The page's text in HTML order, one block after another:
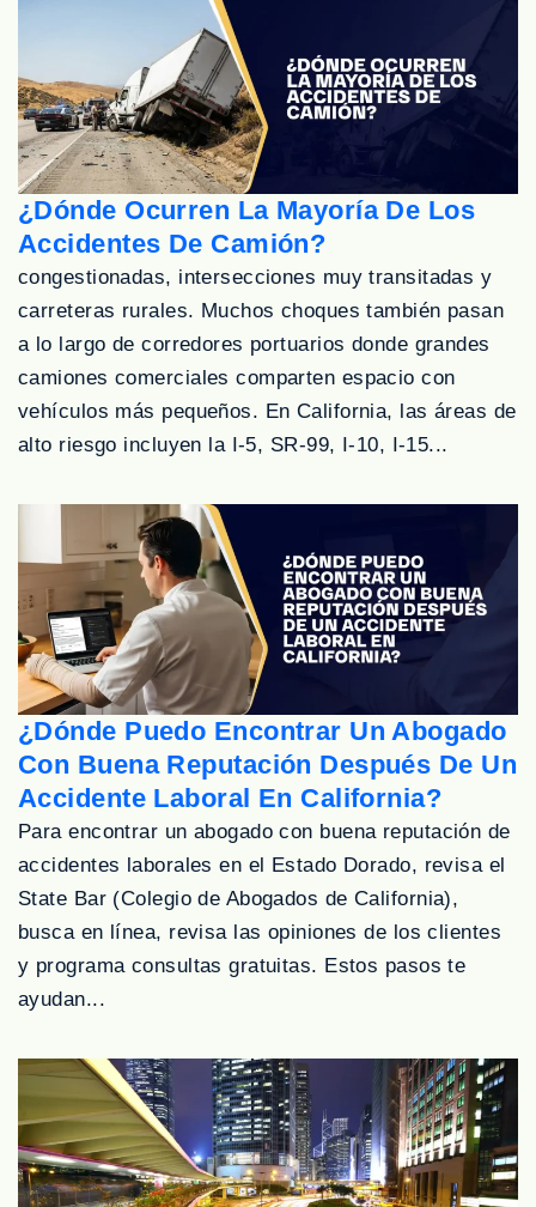
¿Dónde Ocurren La Mayoría De Los
Accidentes De Camión?
congestionadas, intersecciones muy transitadas y
carreteras rurales. Muchos choques también pasan
a lo largo de corredores portuarios donde grandes
camiones comerciales comparten espacio con
vehículos más pequeños. En California, las áreas de
alto riesgo incluyen la I-5, SR-99, I-10, I-15...
¿Dónde Puedo Encontrar Un Abogado
Con Buena Reputación Después De Un
Accidente Laboral En California?
Para encontrar un abogado con buena reputación de
accidentes laborales en el Estado Dorado, revisa el
State Bar (Colegio de Abogados de California),
busca en línea, revisa las opiniones de los clientes
y programa consultas gratuitas. Estos pasos te
ayudan...